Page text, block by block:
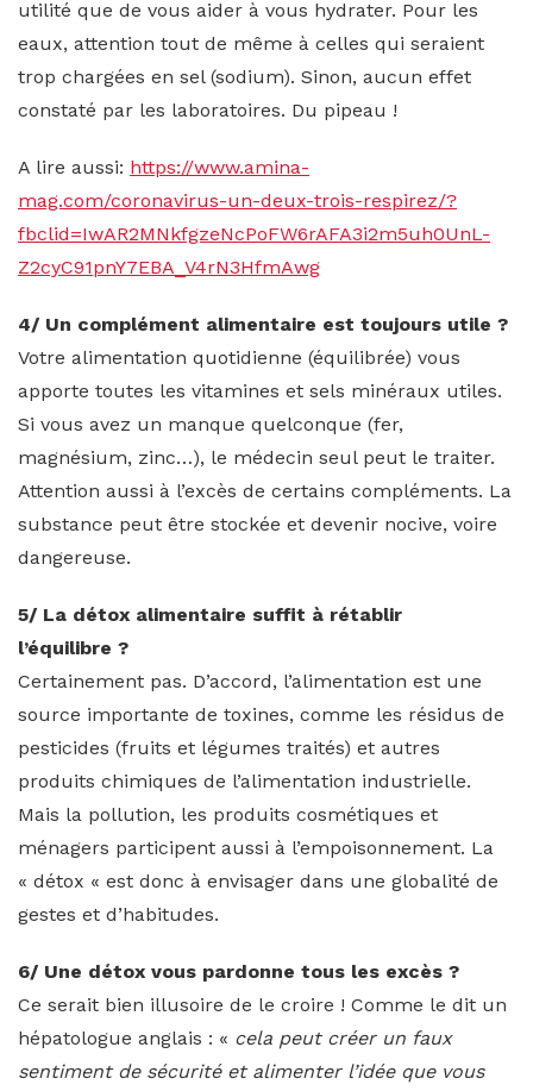
utilité que de vous aider à vous hydrater. Pour les
eaux, attention tout de même à celles qui seraient
trop chargées en sel (sodium). Sinon, aucun effet
constaté par les laboratoires. Du pipeau !
A lire aussi: https://www.amina-
mag.com/coronavirus-un-deux-trois-respirez/?
fbclid=IwAR2MNkfgzeNcPoFW6rAFA3i2m5uh0UnL-
Z2cyC91pnY7EBA_V4rN3HfmAwg
4/ Un complément alimentaire est toujours utile ?
Votre alimentation quotidienne (équilibrée) vous
apporte toutes les vitamines et sels minéraux utiles.
Si vous avez un manque quelconque (fer,
magnésium, zinc…), le médecin seul peut le traiter.
Attention aussi à l’excès de certains compléments. La
substance peut être stockée et devenir nocive, voire
dangereuse.
5/ La détox alimentaire suffit à rétablir
l’équilibre ?
Certainement pas. D’accord, l’alimentation est une
source importante de toxines, comme les résidus de
pesticides (fruits et légumes traités) et autres
produits chimiques de l’alimentation industrielle.
Mais la pollution, les produits cosmétiques et
ménagers participent aussi à l’empoisonnement. La
« détox « est donc à envisager dans une globalité de
gestes et d’habitudes.
6/ Une détox vous pardonne tous les excès ?
Ce serait bien illusoire de le croire ! Comme le dit un
hépatologue anglais : « cela peut créer un faux
sentiment de sécurité et alimenter l’idée que vous